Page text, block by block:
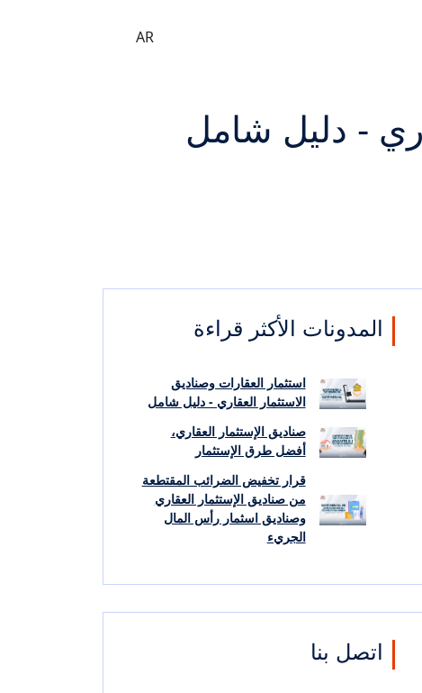
AR
- دليل شامل
المدونات الأكثر قراءة
استثمار العقارات وصناديق
الاستثمار العقاري - دليل شامل
صناديق الإستثمار العقاري،
أفضل طرق الإستثمار
قرار تخفيض الضرائب المقتطعة
من صناديق الإستثمار العقاري
وصناديق اسثمار رأس المال
الجريء
اتصل بنا